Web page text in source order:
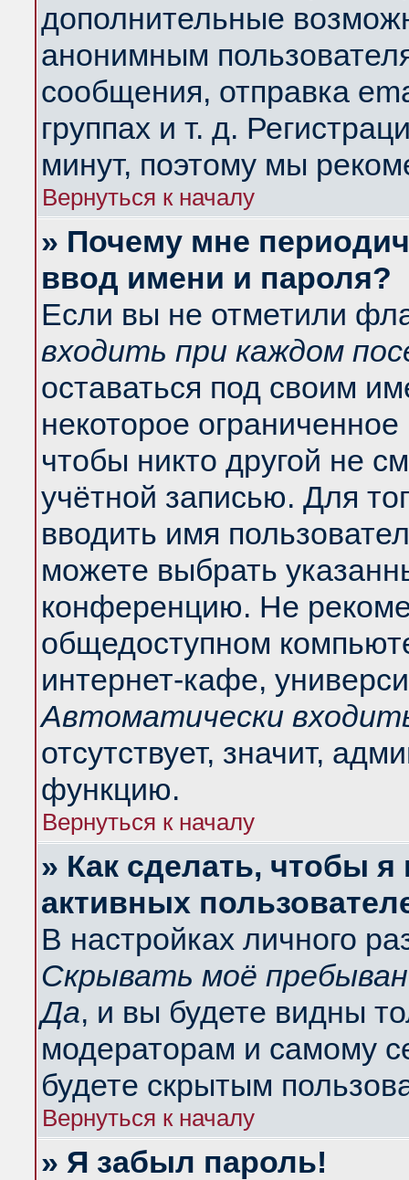
дополнительные
анонимным
сообщения, отправка
группах и т. д.
минут, поэтому мы
Вернуться к началу
» Почему мне
ввод имени и пароля?
Если вы не отметили
входить при каждом
оставаться под своим
некоторое
чтобы никто другой не
учётной записью. Для
вводить имя
можете выбрать
конференцию. Не
общедоступном
интернет-кафе,
Автоматически
отсутствует, значит,
функцию.
Вернуться к началу
» Как сделать, чтобы
активных
В настройках личного
Скрывать моё
Да, и вы будете видны
модераторам и самому
будете скрытым
Вернуться к началу
» Я забыл пароль!